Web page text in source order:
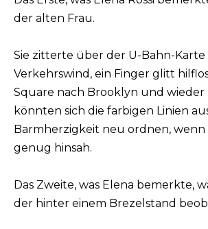
der alten Frau.
Sie zitterte über der U-Bahn-Karte
Verkehrswind, ein Finger glitt
Square nach Brooklyn und wieder
könnten sich die farbigen Linien
Barmherzigkeit neu ordnen, wenn
genug hinsah.
Das Zweite, was Elena bemerkte,
der hinter einem Brezelstand